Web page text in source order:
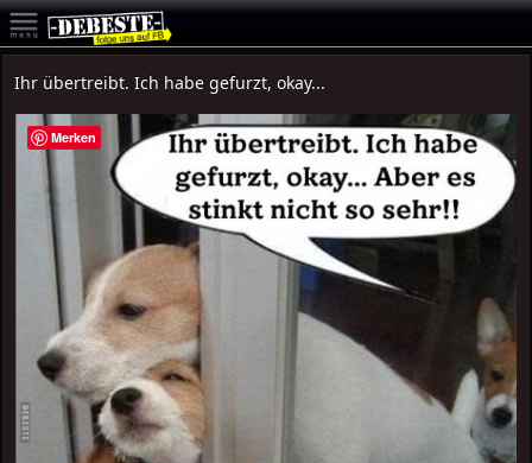
Ihr übertreibt. Ich habe gefurzt, okay...
Merken